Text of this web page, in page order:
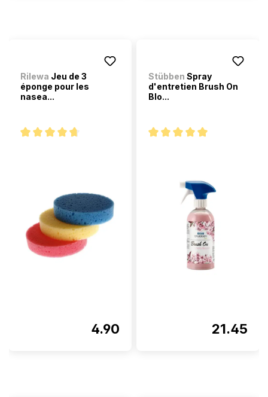
Rilewa Jeu de 3
éponge pour les
nasea...
4.90
Stübben Spray
d'entretien Brush On
Blo...
21.45